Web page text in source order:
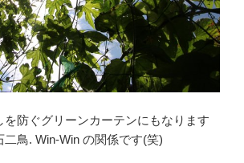
を防ぐグリーンカーテンにもなります
鳥. Win-Win の関係です(笑)